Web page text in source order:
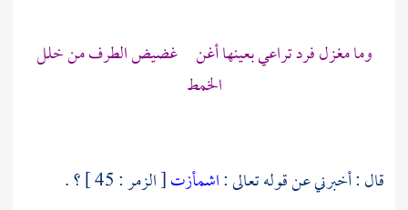
وما مغزل فرد تراعي بعينها أغن غضيض الطرف من خلل
الخمط
قال : أخبرني عن قوله تعالى :اشمأزت[ الزمر : 45 ] ؟ .